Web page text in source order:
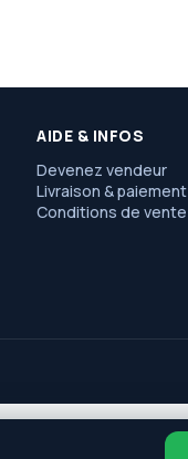
AIDE & INFOS
Devenez vendeur
Livraison & paiement
Conditions de vente